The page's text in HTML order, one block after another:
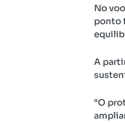
No
ponto
A
“O